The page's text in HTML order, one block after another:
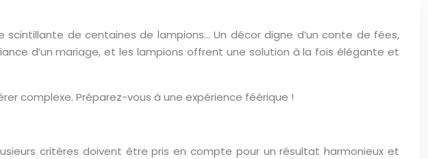
de centaines de lampions… Un décor digne d’un conte de fées,
d’un mariage, et les lampions offrent une solution à la fois élégante et
complexe. Préparez-vous à une expérience féérique !
critères doivent être pris en compte pour un résultat harmonieux et